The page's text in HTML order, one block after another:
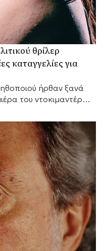
θρίλερ
καταγγελίες για
ήρθαν ξανά
του ντοκιμαντέρ